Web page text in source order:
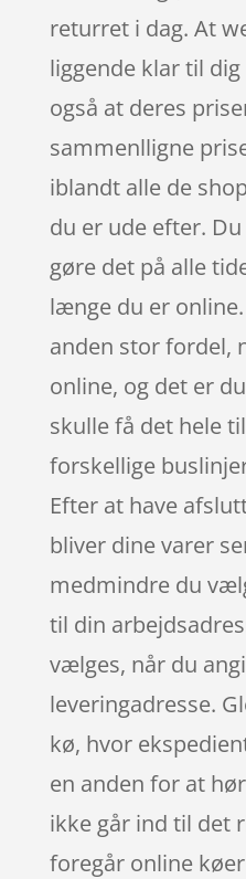
returret i dag. At
liggende klar til
også at deres
sammenlligne
iblandt alle de
du er ude efter.
gøre det på alle
længe du er
anden stor fordel,
online, og det er
skulle få det hele
forskellige
Efter at have
bliver dine varer
medmindre du
til din
vælges, når du
leveringadresse.
kø, hvor
en anden for at
ikke går ind til det
foregår online